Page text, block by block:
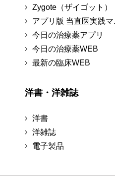
Zygote（ザイゴット）
アプリ版 当直医実践
今日の治療薬アプリ
今日の治療薬WEB
最新の臨床WEB
洋書・洋雑誌
洋書
洋雑誌
電子製品